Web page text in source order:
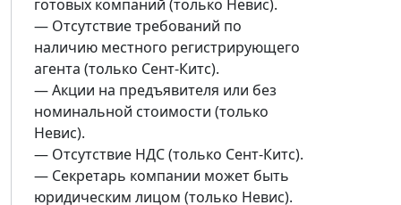
готовых компаний (только Невис).
— Отсутствие требований по
наличию местного регистрирующего
агента (только Сент-Китс).
— Акции на предъявителя или без
номинальной стоимости (только
Невис).
— Отсутствие НДС (только Сент-Китс).
— Секретарь компании может быть
юридическим лицом (только Невис).